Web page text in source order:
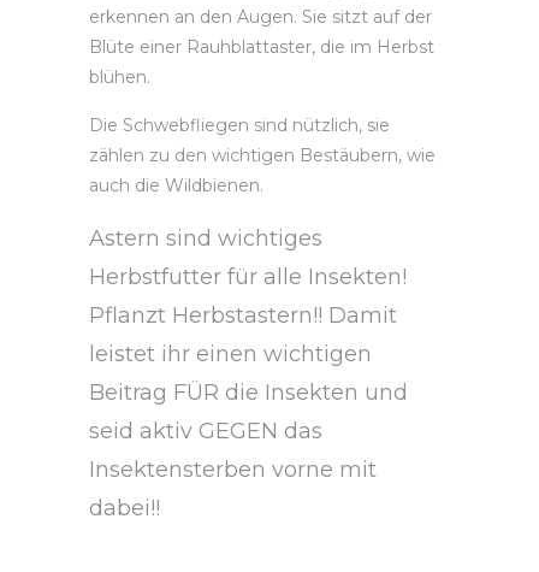
erkennen an den Augen. Sie sitzt auf der
Blüte einer Rauhblattaster, die im Herbst
blühen.
Die Schwebfliegen sind nützlich, sie
zählen zu den wichtigen Bestäubern, wie
auch die Wildbienen.
Astern sind wichtiges
Herbstfutter für alle Insekten!
Pflanzt Herbstastern!! Damit
leistet ihr einen wichtigen
Beitrag FÜR die Insekten und
seid aktiv GEGEN das
Insektensterben vorne mit
dabei!!